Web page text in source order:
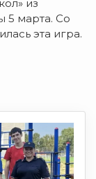
из
5 марта. Со
эта игра.